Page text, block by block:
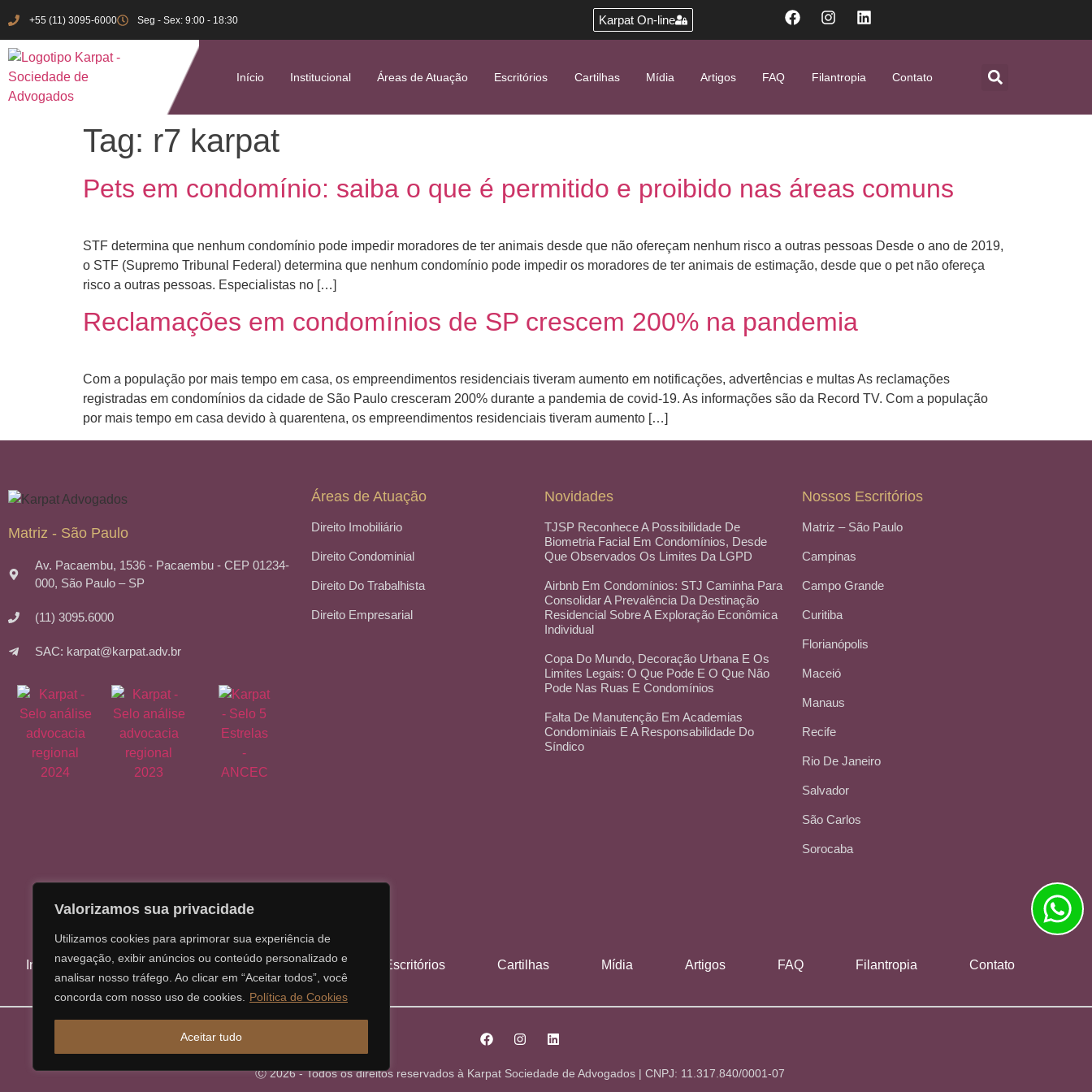
Valorizamos sua privacidade
Utilizamos cookies para aprimorar sua experiência de
navegação, exibir anúncios ou conteúdo personalizado e
analisar nosso tráfego. Ao clicar em “Aceitar todos”, você
concorda com nosso uso de cookies.
Política de Cookies
Aceitar tudo
+55 (11) 3095-6000 Seg - Sex: 9:00 - 18:30 Karpat On-line
Início Institucional Áreas de Atuação Escritórios Cartilhas Mídia Artigos FAQ Filantropia Contato
Tag: r7 karpat
Pets em condomínio: saiba o que é permitido e proibido nas áreas comuns
STF determina que nenhum condomínio pode impedir moradores de ter animais desde que não ofereçam nenhum risco a outras pessoas Desde o ano de 2019,
o STF (Supremo Tribunal Federal) determina que nenhum condomínio pode impedir os moradores de ter animais de estimação, desde que o pet não ofereça
risco a outras pessoas. Especialistas no […]
Reclamações em condomínios de SP crescem 200% na pandemia
Com a população por mais tempo em casa, os empreendimentos residenciais tiveram aumento em notificações, advertências e multas As reclamações
registradas em condomínios da cidade de São Paulo cresceram 200% durante a pandemia de covid-19. As informações são da Record TV. Com a população
por mais tempo em casa devido à quarentena, os empreendimentos residenciais tiveram aumento […]
Matriz - São Paulo
Av. Pacaembu, 1536 - Pacaembu - CEP 01234-
000, São Paulo – SP
(11) 3095.6000
SAC: karpat@karpat.adv.br
Áreas de Atuação
Direito Imobiliário
Direito Condominial
Direito Do Trabalhista
Direito Empresarial
Novidades
TJSP Reconhece A Possibilidade De
Biometria Facial Em Condomínios, Desde
Que Observados Os Limites Da LGPD
Airbnb Em Condomínios: STJ Caminha Para
Consolidar A Prevalência Da Destinação
Residencial Sobre A Exploração Econômica
Individual
Copa Do Mundo, Decoração Urbana E Os
Limites Legais: O Que Pode E O Que Não
Pode Nas Ruas E Condomínios
Falta De Manutenção Em Academias
Condominiais E A Responsabilidade Do
Síndico
Nossos Escritórios
Matriz – São Paulo
Campinas
Campo Grande
Curitiba
Florianópolis
Maceió
Manaus
Recife
Rio De Janeiro
Salvador
São Carlos
Sorocaba
Início Institucional Áreas de Atuação Escritórios Cartilhas Mídia Artigos FAQ Filantropia Contato
Ⓒ 2026 - Todos os direitos reservados à Karpat Sociedade de Advogados | CNPJ: 11.317.840/0001-07